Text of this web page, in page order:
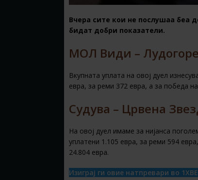
Вчера сите кои не послушаа беа
бидат добри показатели.
МОЛ Види –
Вкупната уплата на овој дуел
евра, за реми 372 евра, а за победа
Судува – Црвена
На овој дуел имаме за нијанса
уплатени 1.105 евра, за реми 594
24.804 евра.
Изиграј ги овие натпревари во